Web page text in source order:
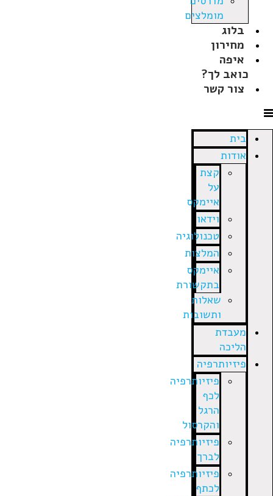
מומלצים
בלוג
מחירון
איפה
כואב לך?
צור קשר
בית
אודות
קצת
על
איימקס
וידאו
טכנולוגיה
המלצות
איימקס
בתקשורת
שאלות
ותשובות
מעבדת
הליכה
פיזיותרפיה
פיזיותרפיה
לכף
הרגל
והקרסול
פיזיותרפיה
לברך
פיזיותרפיה
לכתף